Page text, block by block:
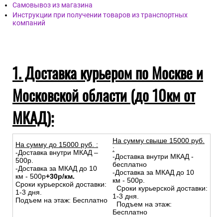
Самовывоз из магазина
Инструкции при получении товаров из транспортных
компаний
1. Доставка курьером по Москве и
Московской области (до 10км от
МКАД):
На сумму до 15000 руб. :
-Доставка внутри МКАД –
500р.
-Доставка за МКАД до 10
км - 500р+30р/км.
Сроки курьерской доставки:
1-3 дня.
Подъем на этаж: Бесплатно
На сумму свыше 15000 руб.
:
-Доставка внутри МКАД -
бесплатно
-Доставка за МКАД до 10
км - 500р.
Сроки курьерской доставки:
1-3 дня.
Подъем на этаж:
Бесплатно